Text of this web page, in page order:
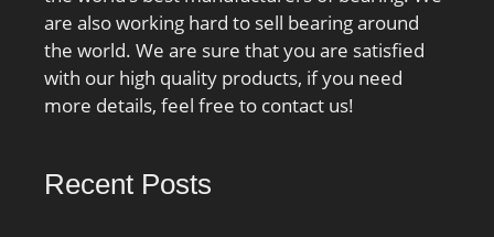
Dx:152; C_conv:72500;
ALPHA_:0; SDM.:110; r:2;
KBRG:6101; SBRG:2;
DI_:90.95;
are also working hard to sell bearing around
the world. We are sure that you are satisfied
with our high quality products, if you need
more details, feel free to contact us!
Recent Posts